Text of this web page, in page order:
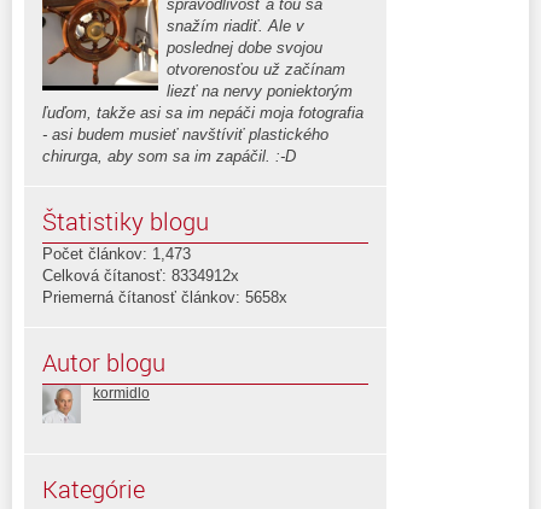
spravodlivosť a tou sa
snažím riadiť. Ale v
poslednej dobe svojou
otvorenosťou už začínam
liezť na nervy poniektorým
ľuďom, takže asi sa im nepáči moja fotografia
- asi budem musieť navštíviť plastického
chirurga, aby som sa im zapáčil. :-D
Štatistiky blogu
Počet článkov: 1,473
Celková čítanosť: 8334912x
Priemerná čítanosť článkov: 5658x
Autor blogu
kormidlo
Kategórie